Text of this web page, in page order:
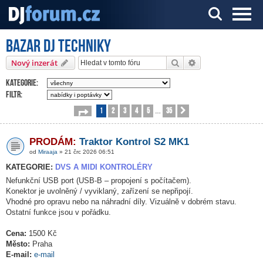
Server o DJ technice a DJingu
Bazar DJ techniky
Nový inzerát Hledat
Kategorie:
Filtr:
Stránka 1z 35
1 2 3 4 5 35
PRODÁM: Traktor Kontrol S2 MK1
od Miraaja » 21 črc 2026 06:51
KATEGORIE: DVS A MIDI KONTROLÉRY
Nefunkční USB port (USB-B – propojení s počítačem).
Konektor je uvolněný / vyviklaný, zařízení se nepřipojí.
Vhodné pro opravu nebo na náhradní díly. Vizuálně v dobrém stavu.
Ostatní funkce jsou v pořádku.
Cena: 1500 Kč
Město: Praha
E-mail: e-mail